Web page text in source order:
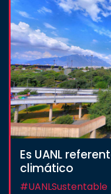
Es UANL
climático
#UANLSustentable